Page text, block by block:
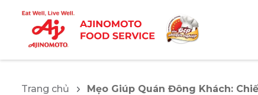
Trang chủ Mẹo Giúp Quán Đông Khách: